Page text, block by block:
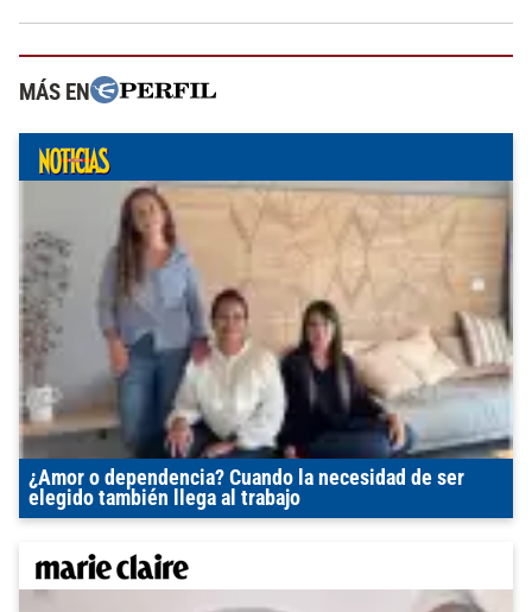
MÁS EN
¿Amor o dependencia? Cuando la necesidad de ser
elegido también llega al trabajo